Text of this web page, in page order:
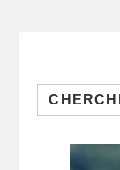
Search
for: